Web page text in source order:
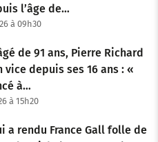
l’âge de…
à 09h30
de 91 ans, Pierre Richard
vice depuis ses 16 ans : «
à…
à 15h20
a rendu France Gall folle de